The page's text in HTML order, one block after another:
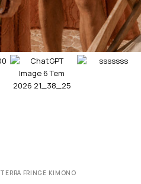
TERRA FRINGE KIMONO